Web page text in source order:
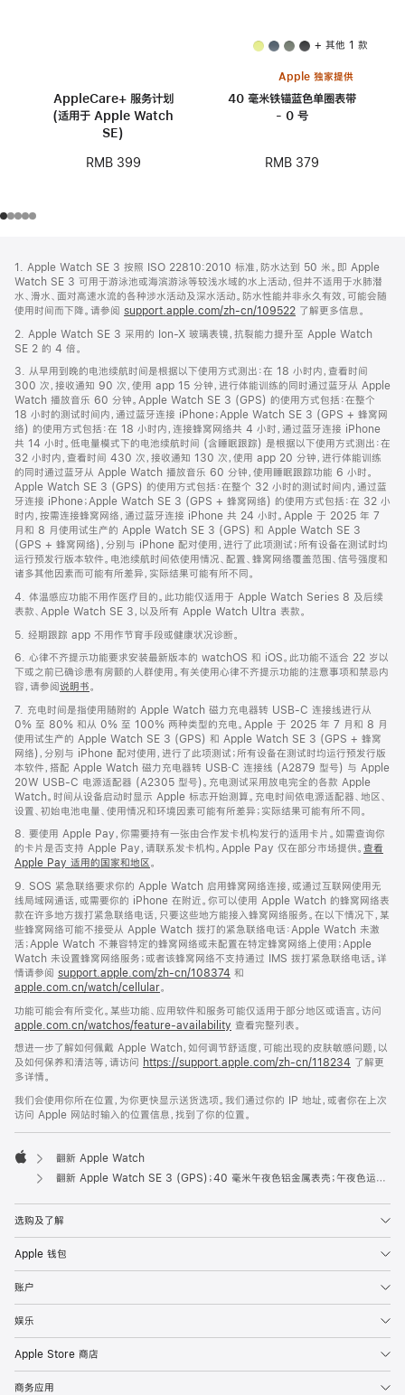
AppleCare+ 服务计划
(适用于 Apple Watch
SE)
RMB 399
+ 其他 1 款
Apple 独家提供
40 毫米铁锚蓝色单圈表带
- 0 号
RMB 379
页
页
脚
注
1. Apple Watch SE 3 按照 ISO 22810:2010 标准，防水达到 50 米。即 Apple
Watch SE 3 可用于游泳池或海滨游泳等较浅水域的水上活动，但并不适用于水肺潜
水、滑水、面对高速水流的各种涉水活动及深水活动。防水性能并非永久有效，可能会随
使用时间而下降。请参阅 support.apple.com/zh-cn/109522 了解更多信息。
2. Apple Watch SE 3 采用的 Ion-X 玻璃表镜，抗裂能力提升至 Apple Watch
SE 2 的 4 倍。
3. 从早用到晚的电池续航时间是根据以下使用方式测出：在 18 小时内，查看时间
300 次，接收通知 90 次，使用 app 15 分钟，进行体能训练的同时通过蓝牙从 Apple
Watch 播放音乐 60 分钟。Apple Watch SE 3 (GPS) 的使用方式包括：在整个
18 小时的测试时间内，通过蓝牙连接 iPhone；Apple Watch SE 3 (GPS + 蜂窝网
络) 的使用方式包括：在 18 小时内，连接蜂窝网络共 4 小时，通过蓝牙连接 iPhone
共 14 小时。低电量模式下的电池续航时间 (含睡眠跟踪) 是根据以下使用方式测出：在
32 小时内，查看时间 430 次，接收通知 130 次，使用 app 20 分钟，进行体能训练
的同时通过蓝牙从 Apple Watch 播放音乐 60 分钟，使用睡眠跟踪功能 6 小时。
Apple Watch SE 3 (GPS) 的使用方式包括：在整个 32 小时的测试时间内，通过蓝
牙连接 iPhone；Apple Watch SE 3 (GPS + 蜂窝网络) 的使用方式包括：在 32 小
时内，按需连接蜂窝网络，通过蓝牙连接 iPhone 共 24 小时。Apple 于 2025 年 7
月和 8 月使用试生产的 Apple Watch SE 3 (GPS) 和 Apple Watch SE 3
(GPS + 蜂窝网络)，分别与 iPhone 配对使用，进行了此项测试；所有设备在测试时均
运行预发行版本软件。电池续航时间依使用情况、配置、蜂窝网络覆盖范围、信号强度和
诸多其他因素而可能有所差异，实际结果可能有所不同。
4. 体温感应功能不用作医疗目的。此功能仅适用于 Apple Watch Series 8 及后续
表款、Apple Watch SE 3，以及所有 Apple Watch Ultra 表款。
5. 经期跟踪 app 不用作节育手段或健康状况诊断。
6. 心律不齐提示功能要求安装最新版本的 watchOS 和 iOS。此功能不适合 22 岁以
下或之前已确诊患有房颤的人群使用。有关使用心律不齐提示功能的注意事项和禁忌内
容，请参阅说明书。
7. 充电时间是指使用随附的 Apple Watch 磁力充电器转 USB-C 连接线进行从
0% 至 80% 和从 0% 至 100% 两种类型的充电。Apple 于 2025 年 7 月和 8 月
使用试生产的 Apple Watch SE 3 (GPS) 和 Apple Watch SE 3 (GPS + 蜂窝
网络)，分别与 iPhone 配对使用，进行了此项测试；所有设备在测试时均运行预发行版
本软件，搭配 Apple Watch 磁力充电器转 USB‑C 连接线 (A2879 型号) 与 Apple
20W USB-C 电源适配器 (A2305 型号)。充电测试采用放电完全的各款 Apple
Watch。时间从设备启动时显示 Apple 标志开始测算。充电时间依电源适配器、地区、
设置、初始电池电量、使用情况和环境因素可能有所差异；实际结果可能有所不同。
8. 要使用 Apple Pay，你需要持有一张由合作发卡机构发行的适用卡片。如需查询你
的卡片是否支持 Apple Pay，请联系发卡机构。Apple Pay 仅在部分市场提供。 查看
Apple Pay 适用的国家和地区 。
9. SOS 紧急联络要求你的 Apple Watch 启用蜂窝网络连接，或通过互联网使用无
线局域网通话，或需要你的 iPhone 在附近。你可以使用 Apple Watch 的蜂窝网络表
款在许多地方拨打紧急联络电话，只要这些地方能接入蜂窝网络服务。在以下情况下，某
些蜂窝网络可能不接受从 Apple Watch 拨打的紧急联络电话：Apple Watch 未激
活；Apple Watch 不兼容特定的蜂窝网络或未配置在特定蜂窝网络上使用；Apple
Watch 未设置蜂窝网络服务；或者该蜂窝网络不支持通过 IMS 拨打紧急联络电话。详
情请参阅 support.apple.com/zh-cn/108374 和
apple.com.cn/watch/cellular。
功能可能会有所变化。某些功能、应用软件和服务可能仅适用于部分地区或语言。访问
apple.com.cn/watchos/feature-availability 查看完整列表。
想进一步了解如何佩戴 Apple Watch，如何调节舒适度，可能出现的皮肤敏感问题，以
及如何保养和清洁等，请访问 https://support.apple.com/zh-cn/118234 了解更
多详情。
我们会使用你所在位置，为你更快显示送货选项。我们通过你的 IP 地址，或者你在上次
访问 Apple 网站时输入的位置信息，找到了你的位置。
Apple
翻新 Apple Watch
翻新 Apple Watch SE 3 (GPS)；40 毫米午夜色铝金属表壳；午夜色运动型表带 (S/M 号)
选购及了解
Apple 钱包
账户
娱乐
Apple Store 商店
商务应用